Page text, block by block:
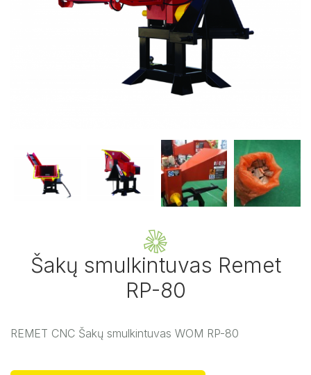
Šakų smulkintuvai
Daržovių ir vaisių apdorojimo technika
Betono maišyklės
Svoriai traktoriams
Mini technika
Atsarginės dalys
Šakų smulkintuvas Remet
RP-80
REMET CNC Šakų smulkintuvas WOM RP-80